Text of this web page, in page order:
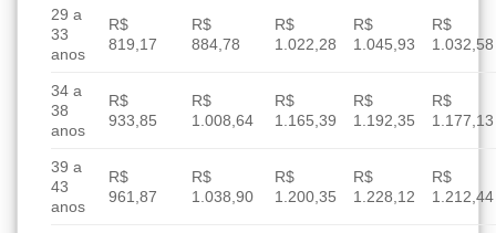
29 a
33
anos
R$
819,17
R$
884,78
R$
1.022,28
R$
1.045,93
R$
1.032,58
34 a
38
anos
R$
933,85
R$
1.008,64
R$
1.165,39
R$
1.192,35
R$
1.177,13
39 a
43
anos
R$
961,87
R$
1.038,90
R$
1.200,35
R$
1.228,12
R$
1.212,44